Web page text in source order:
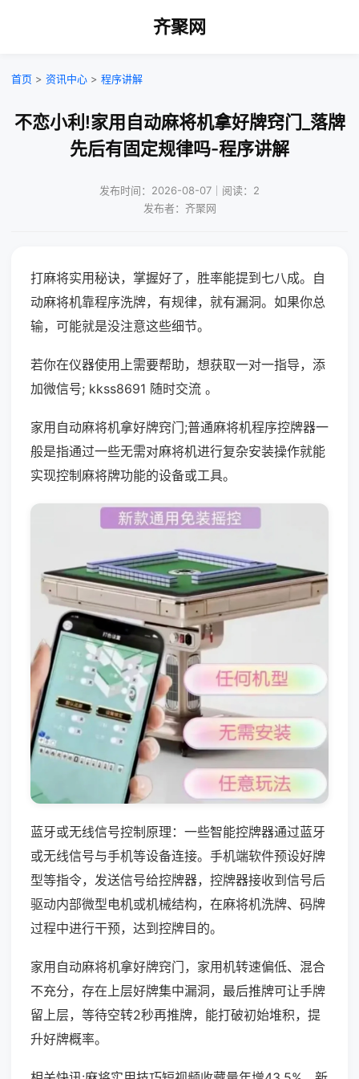
齐聚网
首页 > 资讯中心 > 程序讲解
不恋小利!家用自动麻将机拿好牌窍门_落牌
先后有固定规律吗-程序讲解
发布时间：2026-08-07｜阅读：2
发布者：齐聚网
打麻将实用秘诀，掌握好了，胜率能提到七八成。自
动麻将机靠程序洗牌，有规律，就有漏洞。如果你总
输，可能就是没注意这些细节。
若你在仪器使用上需要帮助，想获取一对一指导，添
加微信号; kkss8691 随时交流 。
家用自动麻将机拿好牌窍门;普通麻将机程序控牌器一
般是指通过一些无需对麻将机进行复杂安装操作就能
实现控制麻将牌功能的设备或工具。
蓝牙或无线信号控制原理：一些智能控牌器通过蓝牙
或无线信号与手机等设备连接。手机端软件预设好牌
型等指令，发送信号给控牌器，控牌器接收到信号后
驱动内部微型电机或机械结构，在麻将机洗牌、码牌
过程中进行干预，达到控牌目的。
家用自动麻将机拿好牌窍门，家用机转速偏低、混合
不充分，存在上层好牌集中漏洞，最后推牌可让手牌
留上层，等待空转2秒再推牌，能打破初始堆积，提
升好牌概率。